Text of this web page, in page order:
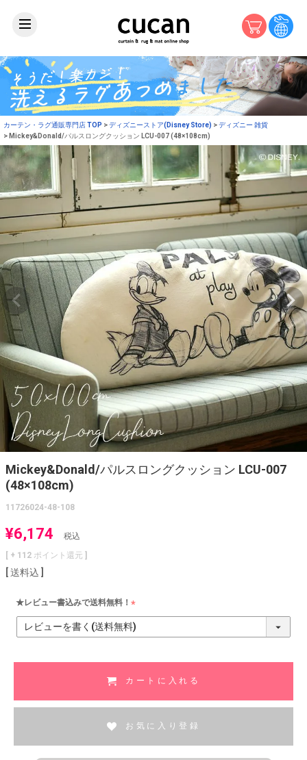
カーテン・ラグ通販専門店 TOP ディズニーストア(Disney Store)
ディズニー 雑貨
Mickey&Donald/パルスロングクッション LCU-007 (48×108cm)
Mickey&Donald/パルスロングクッション LCU-007
(48×108cm)
11726024-48-108
¥6,174
税込
[ + 112 ポイント還元 ]
送料込
★レビュー書込みで送料無料！
(
必
カートに入れる
お気に入り登録